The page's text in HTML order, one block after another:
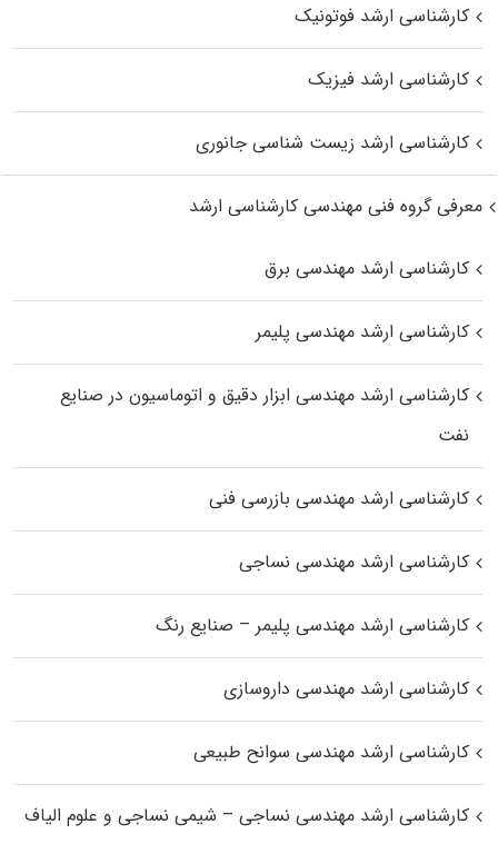
کارشناسی ارشد فوتونیک
کارشناسی ارشد فیزیک
کارشناسی ارشد زیست‌ شناسی جانوری
معرفی گروه فنی مهندسی کارشناسی ارشد
کارشناسی ارشد مهندسی برق
کارشناسی ارشد مهندسی پلیمر
کارشناسی ارشد مهندسی ابزار دقیق و اتوماسیون در صنایع
نفت
کارشناسی ارشد مهندسی بازرسی فنی
کارشناسی ارشد مهندسی نساجی
کارشناسی ارشد مهندسی پلیمر – صنایع رنگ
کارشناسی ارشد مهندسی داروسازی
کارشناسی ارشد مهندسی سوانح طبیعی
کارشناسی ارشد مهندسی نساجی – شیمی نساجی و علوم الیاف